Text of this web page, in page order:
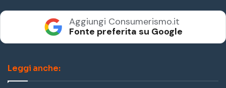
Aggiungi Consumerismo.it
Fonte preferita su Google
Leggi anche: